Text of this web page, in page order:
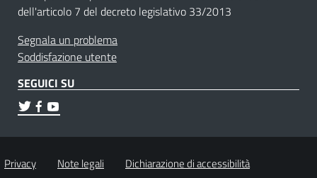
dell'articolo 7 del decreto legislativo 33/2013
Segnala un problema
Soddisfazione utente
SEGUICI SU
Privacy Note legali Dichiarazione di accessibilità